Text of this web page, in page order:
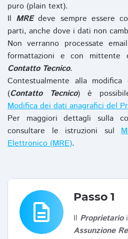
puro (plain text).
Il MREdeve sempre essere
parti, anche dove i dati non
Non verranno processate
formattazioni e con mittente
Contatto Tecnico.
Contestualmente alla modifica
(Contatto Tecnico) è
Modifica dei dati anagrafici del
Per maggiori dettagli sulla
consultare le istruzioni sul
Elettronico (MRE).
description
Passo 1
Il Proprietario
Assunzione